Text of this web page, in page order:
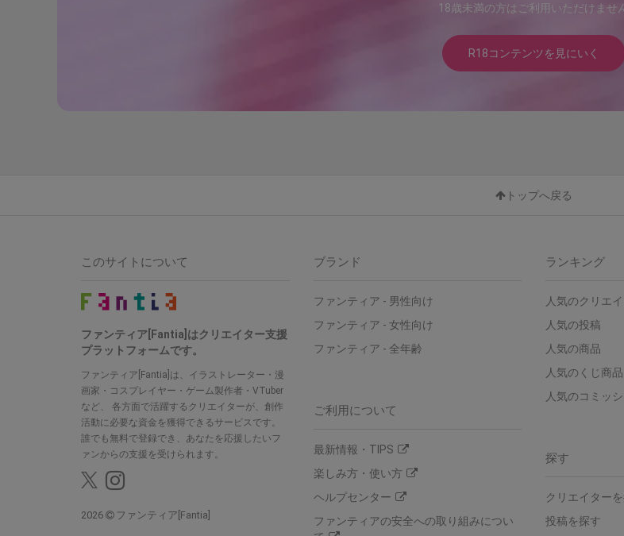
18歳未満の方はご利用いただけませ
R18コンテンツを見にいく
トップへ戻る
ブランド
ファンティア - 男性向け
ファンティア - 女性向け
ファンティア - 全年齢
ご利用について
最新情報・TIPS
楽しみ方・使い方
ヘルプセンター
ファンティアの安全への取り組みについ
ランキング
人気のクリエ
人気の投稿
人気の商品
人気のくじ商品
人気のコミッ
探す
クリエイター
投稿を探す
このサイトについて
ファンティア[Fantia]はクリエイター支援
プラットフォームです。
ファンティア[Fantia]は、イラストレーター・漫
画家・コスプレイヤー・ゲーム製作者・VTuber
など、 各方面で活躍するクリエイターが、創作
活動に必要な資金を獲得できるサービスです。
誰でも無料で登録でき、あなたを応援したいフ
ァンからの支援を受けられます。
2026 ファンティア[Fantia]